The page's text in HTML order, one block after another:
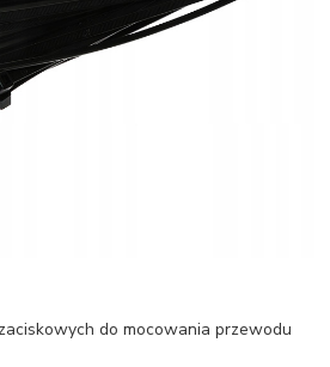
do mocowania przewodu